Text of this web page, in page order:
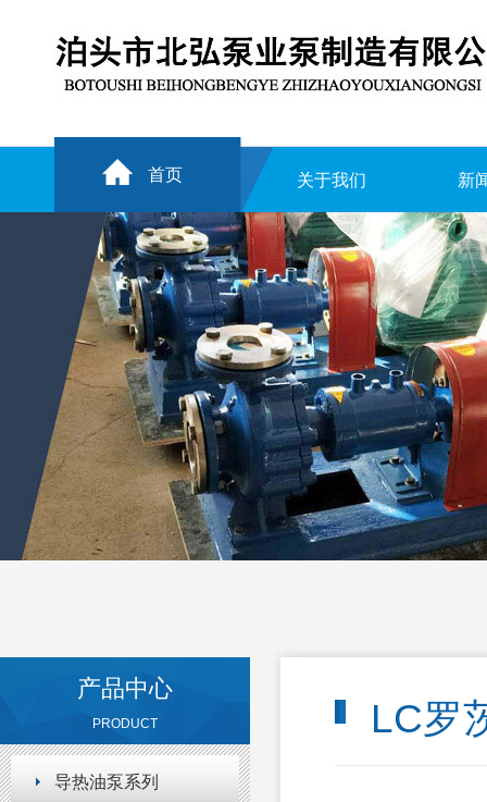
首页 关于我们 新
产品中心
PRODUCT
导热油泵系列
LC罗